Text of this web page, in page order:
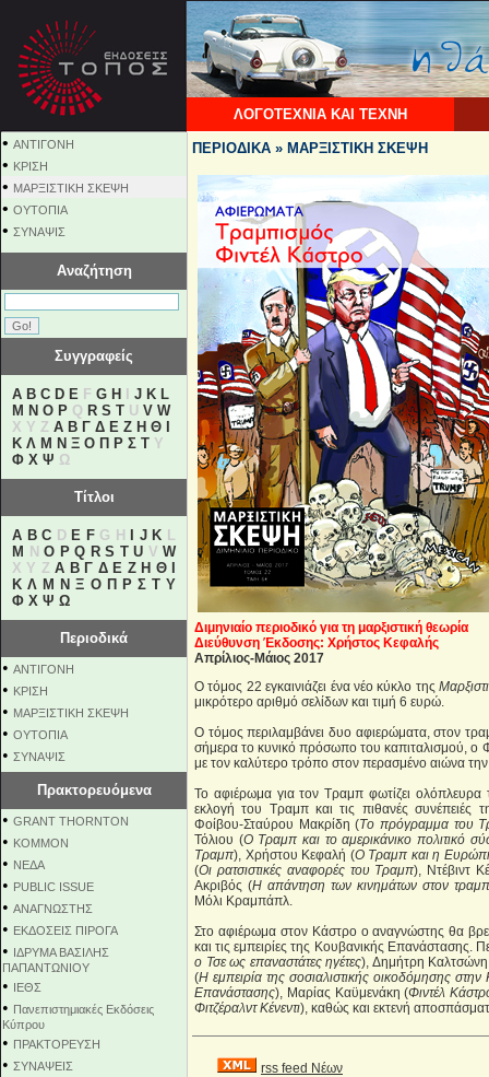
ΛΟΓΟΤΕΧΝΙΑ ΚΑΙ ΤΕΧΝΗ
• ΑΝΤΙΓΟΝΗ
• ΚΡΙΣΗ
• ΜΑΡΞΙΣΤΙΚΗ ΣΚΕΨΗ
• ΟΥΤΟΠΙΑ
• ΣΥΝΑΨΙΣ
Αναζήτηση
Συγγραφείς
A B C D E F G H J K L
M N O P Q R S T U V W
X Y Z Α Β Γ Δ Ε Ζ Η Θ
Κ Λ Μ Ν Ξ Ο Π Ρ Σ Τ Υ
Φ Χ Ψ Ω
Τίτλοι
A B C D E FG H J K L
M
N O P Q R S T U V W
X Y ZΑ Β Γ Δ Ε Ζ Η Θ
Κ Λ Μ Ν Ξ Ο Π Ρ Σ Τ Υ
Φ Χ Ψ Ω
Περιοδικά
• ΑΝΤΙΓΟΝΗ
• ΚΡΙΣΗ
• ΜΑΡΞΙΣΤΙΚΗ ΣΚΕΨΗ
• ΟΥΤΟΠΙΑ
• ΣΥΝΑΨΙΣ
Πρακτορευόμενα
• GRANT THORNTON
• KOMMON
• NEΔΑ
• PUBLIC ISSUE
• ΑΝΑΓΝΩΣΤΗΣ
• ΕΚΔΟΣΕΙΣ ΠΙΡΟΓΑ
• ΙΔΡΥΜΑ ΒΑΣΙΛΗΣ
ΠΑΠΑΝΤΩΝΙΟΥ
• ΙΕΘΣ
• Πανεπιστημιακές Εκδόσεις
Κύπρου
• ΠΡΑΚΤΟΡΕΥΣΗ
• ΣΥΝΑΨΕΙΣ
ΠΕΡΙΟΔΙΚΑ » ΜΑΡΞΙΣΤΙΚΗ ΣΚΕΨΗ
Διμηνιαίο περιοδικό για τη μαρξιστική θεωρία
Διεύθυνση Έκδοσης: Χρήστος Κεφαλής
Απρίλιος-Μάιος 2017
Ο τόμος 22 εγκαινιάζει ένα νέο κύκλο της
μικρότερο αριθμό σελίδων και τιμή 6 ευρώ.
Ο τόμος περιλαμβάνει δυο αφιερώματα, στον
σήμερα το κυνικό πρόσωπο του καπιταλισμού, ο
με τον καλύτερο τρόπο στον περασμένο αιώνα
Το αφιέρωμα για τον Τραμπ φωτίζει ολόπλευρα
εκλογή του Τραμπ και τις πιθανές συνέπειές
Φοίβου-Σταύρου Μακρίδη (Tο πρόγραμμα του
Τόλιου (Ο Τραμπ και το αμερικάνικο πολιτικό
Τραμπ), Χρήστου Κεφαλή (Ο Τραμπ και η
(Οι ρατσιστικές αναφορές του Τραμπ), Ντέβιντ
Ακριβός (Η απάντηση των κινημάτων στον
Μόλι Κραμπάπλ.
Στο αφιέρωμα στον Κάστρο ο αναγνώστης θα βρει
και τις εμπειρίες της Κουβανικής
ο Τσε ως επαναστάτες ηγέτες), Δημήτρη
(Η εμπειρία της σοσιαλιστικής οικοδόμησης
Επανάστασης), Μαρίας Καϋμενάκη (Φιντέλ
Φιτζέραλντ Κένεντι), καθώς και εκτενή
rss feed Νέων